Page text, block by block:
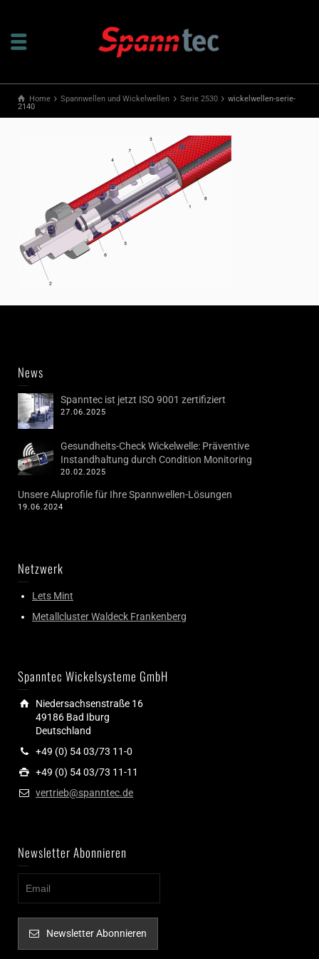
Home Spannwellen und Wickelwellen Serie 2530
wickelwellen-serie-
2140
News
Spanntec ist jetzt ISO 9001 zertifiziert
27.06.2025
Gesundheits-Check Wickelwelle: Präventive
Instandhaltung durch Condition Monitoring
20.02.2025
Unsere Aluprofile für Ihre Spannwellen-Lösungen
19.06.2024
Netzwerk
Lets Mint
Metallcluster Waldeck Frankenberg
Spanntec Wickelsysteme GmbH
Niedersachsenstraße 16
49186 Bad Iburg
Deutschland
+49 (0) 54 03/73 11-0
+49 (0) 54 03/73 11-11
vertrieb@spanntec.de
Newsletter Abonnieren
Newsletter Abonnieren